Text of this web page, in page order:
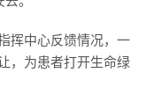
中心反馈情况，一
，为患者打开生命绿